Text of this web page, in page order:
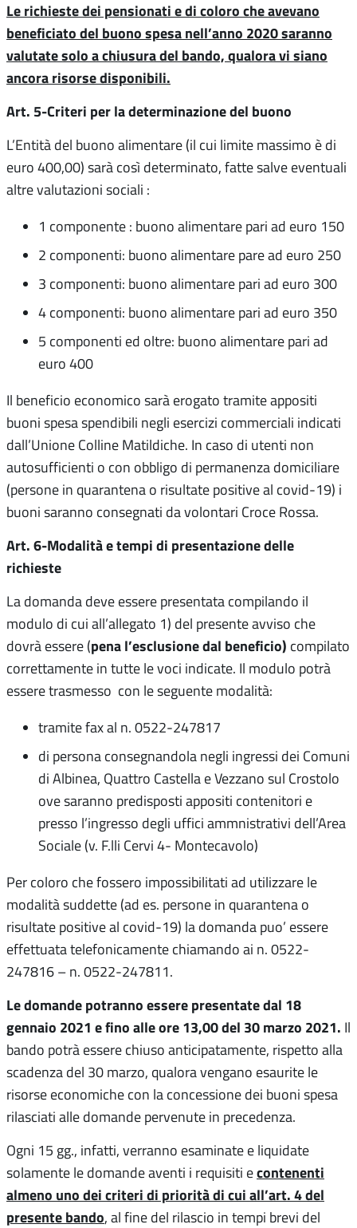
Le richieste dei pensionati e di coloro che avevano
beneficiato del buono spesa nell’anno 2020 saranno
valutate solo a chiusura del bando, qualora vi siano
ancora risorse disponibili.
Art. 5-Criteri per la determinazione del buono
L’Entità del buono alimentare (il cui limite massimo è di
euro 400,00) sarà così determinato, fatte salve eventuali
altre valutazioni sociali :
1 componente : buono alimentare pari ad euro 150
2 componenti: buono alimentare pare ad euro 250
3 componenti: buono alimentare pari ad euro 300
4 componenti: buono alimentare pari ad euro 350
5 componenti ed oltre: buono alimentare pari ad
euro 400
Il beneficio economico sarà erogato tramite appositi
buoni spesa spendibili negli esercizi commerciali indicati
dall’Unione Colline Matildiche. In caso di utenti non
autosufficienti o con obbligo di permanenza domiciliare
(persone in quarantena o risultate positive al covid-19) i
buoni saranno consegnati da volontari Croce Rossa.
Art. 6-Modalità e tempi di presentazione delle
richieste
La domanda deve essere presentata compilando il
modulo di cui all’allegato 1) del presente avviso che
dovrà essere (pena l’esclusione dal beneficio) compilato
correttamente in tutte le voci indicate. Il modulo potrà
essere trasmesso con le seguente modalità:
tramite fax al n. 0522-247817
di persona consegnandola negli ingressi dei Comuni
di Albinea, Quattro Castella e Vezzano sul Crostolo
ove saranno predisposti appositi contenitori e
presso l’ingresso degli uffici ammnistrativi dell’Area
Sociale (v. F.lli Cervi 4- Montecavolo)
Per coloro che fossero impossibilitati ad utilizzare le
modalità suddette (ad es. persone in quarantena o
risultate positive al covid-19) la domanda puo’ essere
effettuata telefonicamente chiamando ai n. 0522-
247816 – n. 0522-247811.
Le domande potranno essere presentate dal 18
gennaio 2021 e fino alle ore 13,00 del 30 marzo 2021. Il
bando potrà essere chiuso anticipatamente, rispetto alla
scadenza del 30 marzo, qualora vengano esaurite le
risorse economiche con la concessione dei buoni spesa
rilasciati alle domande pervenute in precedenza.
Ogni 15 gg., infatti, verranno esaminate e liquidate
solamente le domande aventi i requisiti econtenenti
almeno uno dei criteri di priorità di cui all’art. 4 del
presente bando, al fine del rilascio in tempi brevi del